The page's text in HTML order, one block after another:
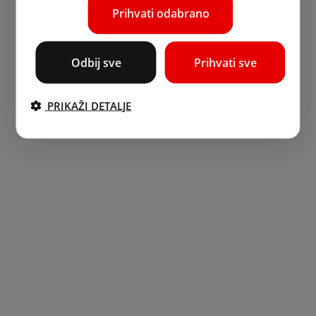
Prihvati odabrano
Prihvati sve
Odbij sve
PRIKAŽI DETALJE